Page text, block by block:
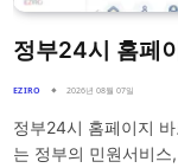
정부24시 홈페
EZIRO 2026년 08월 07일
정부24시 홈페이지
는 정부의 민원서비